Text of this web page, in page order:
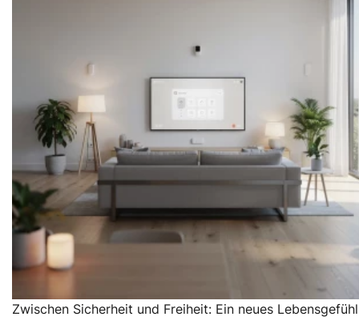
Zwischen Sicherheit und Freiheit: Ein neues Lebensgefühl